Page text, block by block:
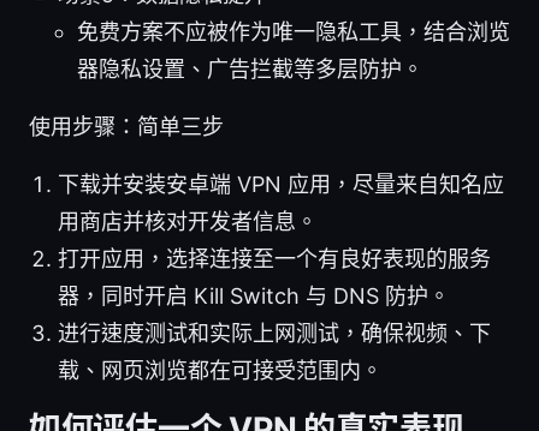
免费方案不应被作为唯一隐私工具，结合浏览
器隐私设置、广告拦截等多层防护。
使用步骤：简单三步
下载并安装安卓端 VPN 应用，尽量来自知名应
用商店并核对开发者信息。
打开应用，选择连接至一个有良好表现的服务
器，同时开启 Kill Switch 与 DNS 防护。
进行速度测试和实际上网测试，确保视频、下
载、网页浏览都在可接受范围内。